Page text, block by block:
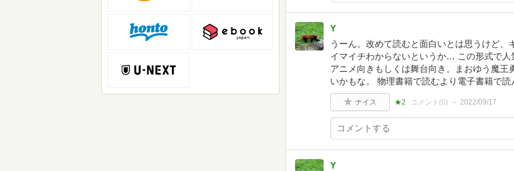
Y
うーん。改めて読むと面白いとは思うけど
イマイチわからないというか… この形式で
アニメ向きもしくは舞台向き。まおゆう魔
いかもな。 物理書籍で読むより電子書籍で
ナイス ★2 コメント(0) 2022/09/17
Y